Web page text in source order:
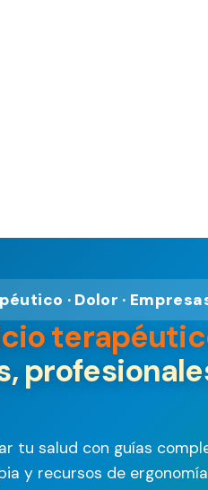
· Dolor ·
tu salud con guías
y recursos de